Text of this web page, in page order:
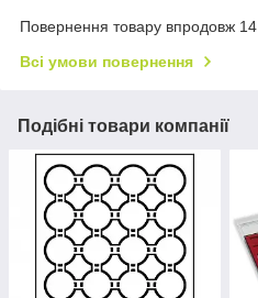
Повернення товару впродовж 14
Всі умови повернення
Подібні товари компанії